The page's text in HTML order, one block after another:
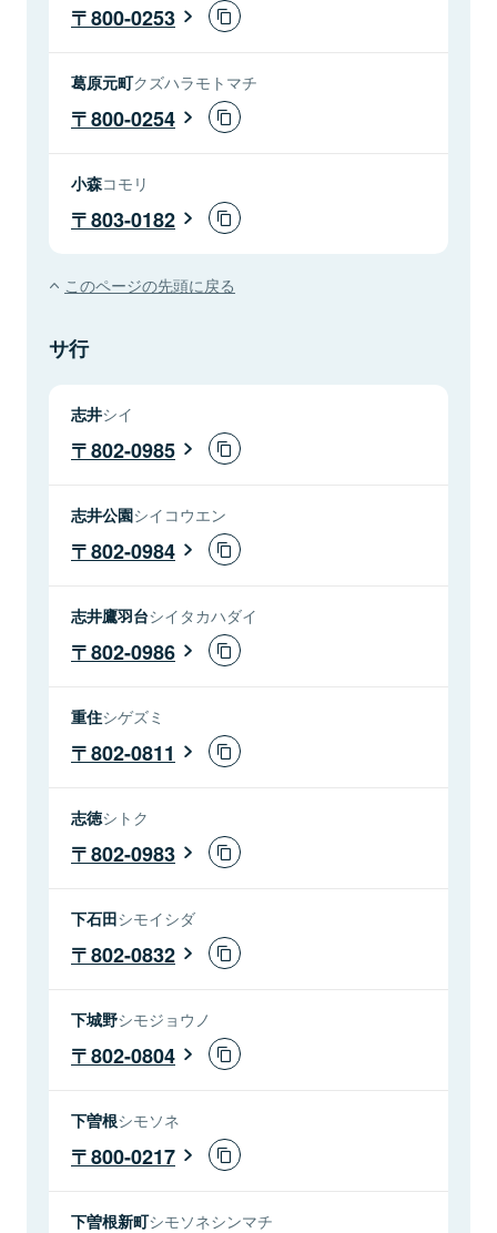
800-0253
葛原元町クズハラモトマチ
800-0254
小森コモリ
803-0182
このページの先頭に戻る
サ行
志井シイ
802-0985
志井公園シイコウエン
802-0984
志井鷹羽台シイタカハダイ
802-0986
重住シゲズミ
802-0811
志徳シトク
802-0983
下石田シモイシダ
802-0832
下城野シモジョウノ
802-0804
下曽根シモソネ
800-0217
下曽根新町シモソネシンマチ